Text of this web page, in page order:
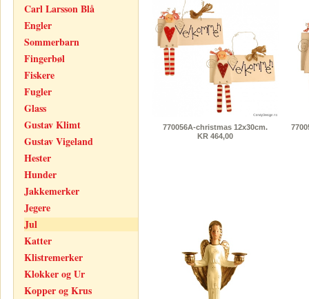
Carl Larsson Blå
Engler
Sommerbarn
Fingerbøl
Fiskere
Fugler
Glass
Gustav Klimt
Gustav Vigeland
Hester
Hunder
Jakkemerker
Jegere
Jul
Katter
Klistremerker
Klokker og Ur
Kopper og Krus
770056A-christmas 12x30cm.
KR 464,00